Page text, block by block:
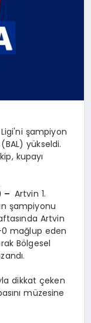
şampiyon
yükseldi.
kupayı
– Artvin 1.
şampiyonu
Artvin
0 mağlup eden
Bölgesel
dikkat çeken
müzesine